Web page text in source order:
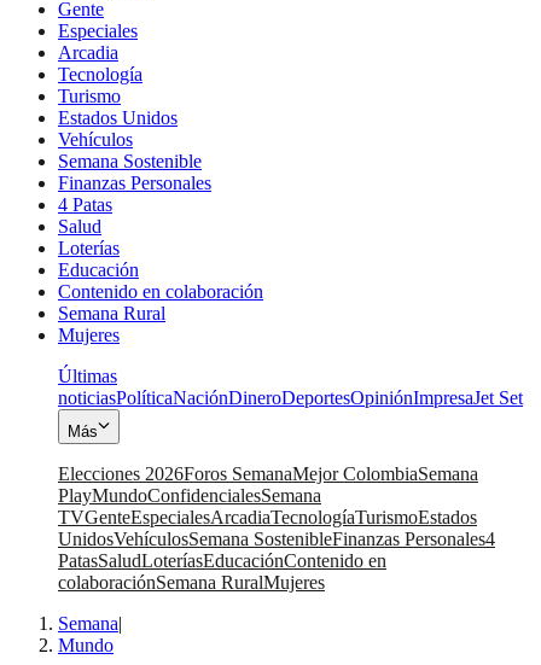
Gente
Especiales
Arcadia
Tecnología
Turismo
Estados Unidos
Vehículos
Semana Sostenible
Finanzas Personales
4 Patas
Salud
Loterías
Educación
Contenido en colaboración
Semana Rural
Mujeres
Últimas
noticiasPolíticaNaciónDineroDeportesOpiniónImpresaJet Set
Más
Elecciones 2026Foros SemanaMejor ColombiaSemana
PlayMundoConfidencialesSemana
TVGenteEspecialesArcadiaTecnologíaTurismoEstados
UnidosVehículosSemana SostenibleFinanzas Personales4
PatasSaludLoteríasEducaciónContenido en
colaboraciónSemana RuralMujeres
Semana|
Mundo